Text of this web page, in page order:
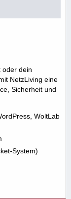
oder dein
NetzLiving eine
Sicherheit und
WoltLab
System)